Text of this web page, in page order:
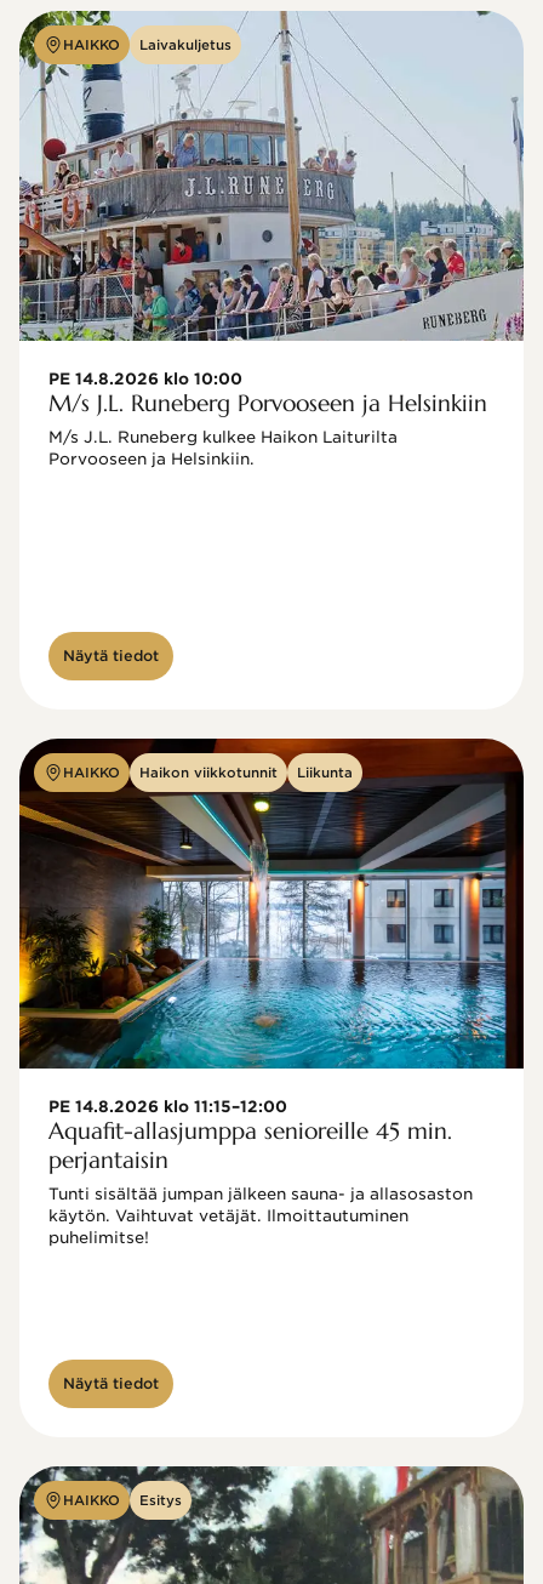
HAIKKO Laivakuljetus
PE 14.8.2026 klo 10:00
M/s J.L. Runeberg Porvooseen ja Helsinkiin
M/s J.L. Runeberg kulkee Haikon Laiturilta
Porvooseen ja Helsinkiin.
Näytä tiedot
HAIKKO Haikon viikkotunnit Liikunta
PE 14.8.2026 klo 11:15–12:00
Aquafit-allasjumppa senioreille 45 min.
perjantaisin
Tunti sisältää jumpan jälkeen sauna- ja allasosaston
käytön. Vaihtuvat vetäjät. Ilmoittautuminen
puhelimitse!
Näytä tiedot
HAIKKO Esitys